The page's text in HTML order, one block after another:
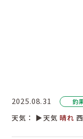
2025.08.31 釣
天気： ▶︎天気 晴れ 西